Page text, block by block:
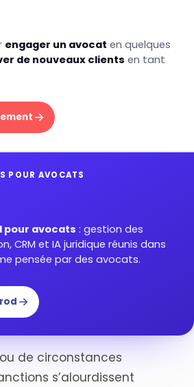
engager un avocat en quelques
de nouveaux clients en tant
POUR AVOCATS
pour avocats : gestion des
CRM et IA juridique réunis dans
pensée par des avocats.
de circonstances
s’alourdissent